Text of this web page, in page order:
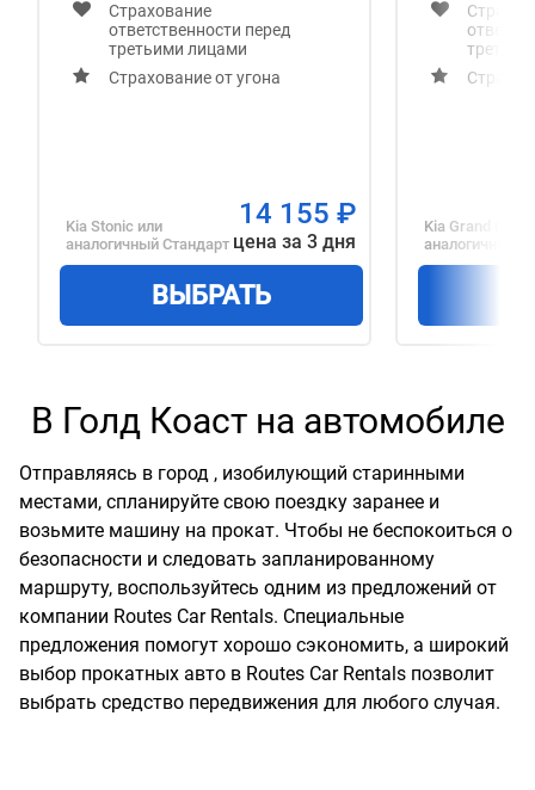
Страхование
ответственности перед
третьими лицами
Страхование от угона
Kia Stonic или
аналогичный Стандарт
14 155 ₽
цена за 3 дня
ВЫБРАТЬ
Kia Grand
аналогичный
В Голд Коаст на автомобиле
Отправляясь в город , изобилующий старинными
местами, спланируйте свою поездку заранее и
возьмите машину на прокат. Чтобы не беспокоиться о
безопасности и следовать запланированному
маршруту, воспользуйтесь одним из предложений от
компании Routes Car Rentals. Специальные
предложения помогут хорошо сэкономить, а широкий
выбор прокатных авто в Routes Car Rentals позволит
выбрать средство передвижения для любого случая.